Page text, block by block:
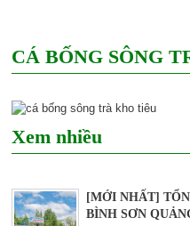
CÁ BỐNG SÔNG
Xem nhiều
[MỚI NHẤT]
BÌNH SƠN